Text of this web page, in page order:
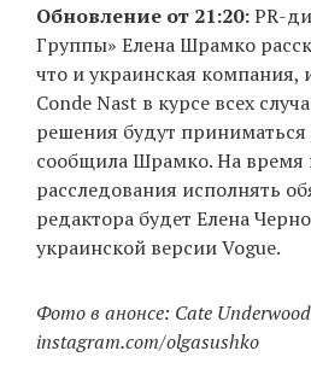
Обновление от 21:20:PR-
Группы» Елена Шрамко
что и украинская компания,
Conde Nast в курсе всех
решения будут
сообщила Шрамко. На время
расследования исполнять
редактора будет Елена
украинской версии Vogue.
Фото в анонсе: Cate
instagram.com/olgasushko